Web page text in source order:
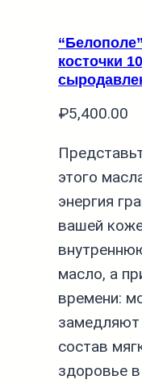
косточки
₽5,400.00
этого
энергия
вашей
масло, а
времени:
замедляют
состав
здоровье